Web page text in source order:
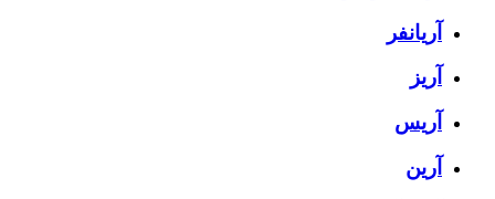
آریانفر
آریز
آریس
آرین